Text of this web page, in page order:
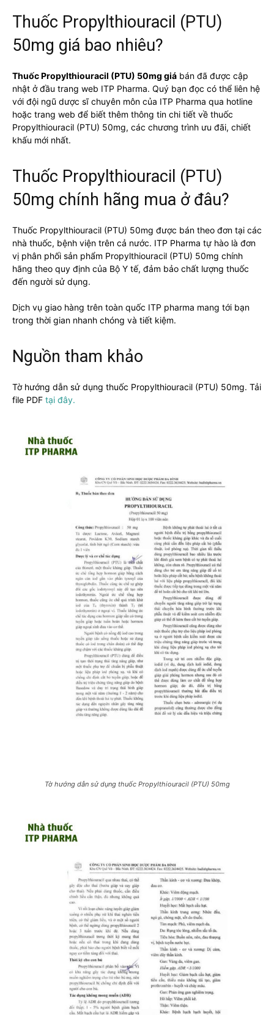
Thuốc Propylthiouracil (PTU)
50mg giá bao nhiêu?
Thuốc Propylthiouracil (PTU) 50mg giá bán đã được cập
nhật ở đầu trang web ITP Pharma. Quý bạn đọc có thể liên hệ
với đội ngũ dược sĩ chuyên môn của ITP Pharma qua hotline
hoặc trang web để biết thêm thông tin chi tiết về thuốc
Propylthiouracil (PTU) 50mg, các chương trình ưu đãi, chiết
khấu mới nhất.
Thuốc Propylthiouracil (PTU)
50mg chính hãng mua ở đâu?
Thuốc Propylthiouracil (PTU) 50mg được bán theo đơn tại các
nhà thuốc, bệnh viện trên cả nước. ITP Pharma tự hào là đơn
vị phân phối sản phẩm Propylthiouracil (PTU) 50mg chính
hãng theo quy định của Bộ Y tế, đảm bảo chất lượng thuốc
đến người sử dụng.
Dịch vụ giao hàng trên toàn quốc ITP pharma mang tới bạn
trong thời gian nhanh chóng và tiết kiệm.
Nguồn tham khảo
Tờ hướng dẫn sử dụng thuốc Propylthiouracil (PTU) 50mg. Tải
file PDF tại đây.
Tờ hướng dẫn sử dụng thuốc Propylthiouracil (PTU) 50mg